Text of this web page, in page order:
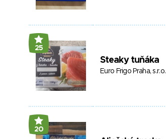
25
Steaky tuňáka
Euro Frigo Praha, s.r.o.
20